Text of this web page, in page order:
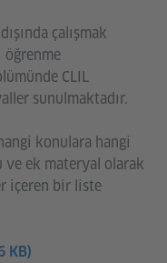
çalışmak
CLIL
sunulmaktadır.
konulara hangi
ek materyal olarak
içeren bir liste
KB)